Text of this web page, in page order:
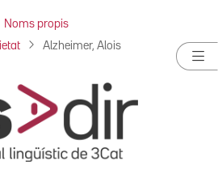
Noms propis
Alzheimer, Alois